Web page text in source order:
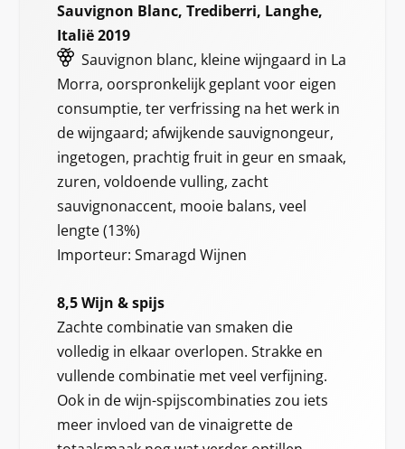
Sauvignon Blanc, Trediberri, Langhe,
Italië 2019
Sauvignon blanc, kleine wijngaard in La
Morra, oorspronkelijk geplant voor eigen
consumptie, ter verfrissing na het werk in
de wijngaard; afwijkende sauvignongeur,
ingetogen, prachtig fruit in geur en smaak,
zuren, voldoende vulling, zacht
sauvignonaccent, mooie balans, veel
lengte (13%)
Importeur: Smaragd Wijnen
8,5 Wijn & spijs
Zachte combinatie van smaken die
volledig in elkaar overlopen. Strakke en
vullende combinatie met veel verfijning.
Ook in de wijn-spijscombinaties zou iets
meer invloed van de vinaigrette de